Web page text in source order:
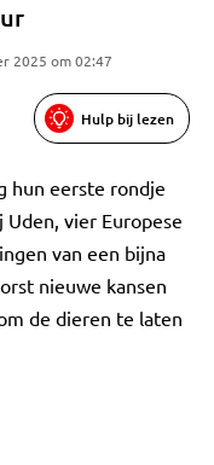
2025 om 02:47
Hulp bij lezen
hun eerste rondje
vier Europese
van een bijna
nieuwe kansen
de dieren te laten